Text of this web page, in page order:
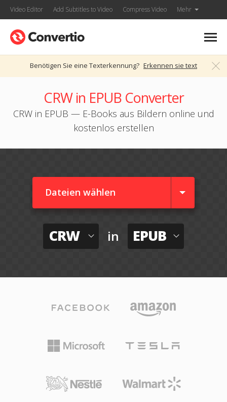
Video Editor Add Subtitles to Video Compress Video Mehr
Benötigen Sie eine Texterkennung? Erkennen sie text
CRW in EPUB Converter
CRW in EPUB — E-Books aus Bildern online und
kostenlos erstellen
Dateien wählen
CRW in EPUB